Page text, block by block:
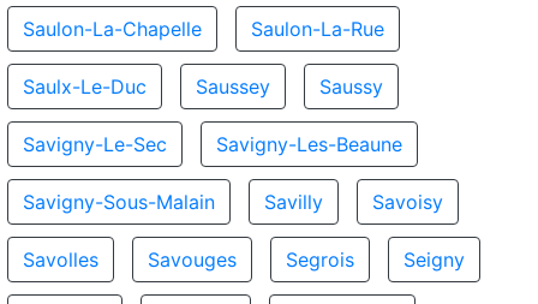
Saulon-La-Chapelle Saulon-La-Rue
Saulx-Le-Duc Saussey Saussy
Savigny-Le-Sec Savigny-Les-Beaune
Savigny-Sous-Malain Savilly Savoisy
Savolles Savouges Segrois Seigny